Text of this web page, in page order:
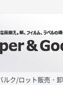
ク/ロット販売・